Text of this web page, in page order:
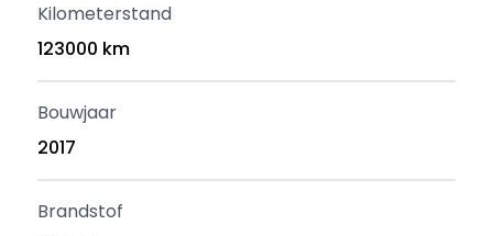
Kilometerstand
123000 km
Bouwjaar
2017
Brandstof